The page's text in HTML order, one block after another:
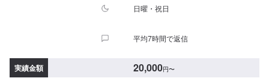
日曜・祝日
平均7時間で返信
実績金額 20,000円〜